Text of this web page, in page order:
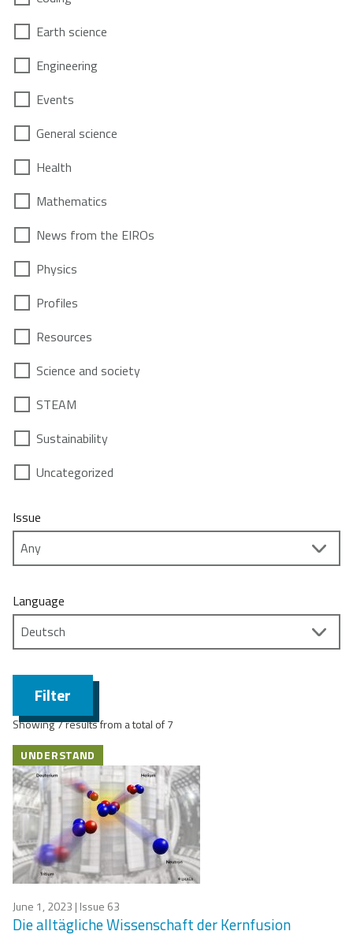
Earth science
Engineering
Events
General science
Health
Mathematics
News from the EIROs
Physics
Profiles
Resources
Science and society
STEAM
Sustainability
Uncategorized
Issue
Language
Filter
Showing 7 results from a total of 7
UNDERSTAND
June 1, 2023 | Issue 63
Die alltägliche Wissenschaft der Kernfusion